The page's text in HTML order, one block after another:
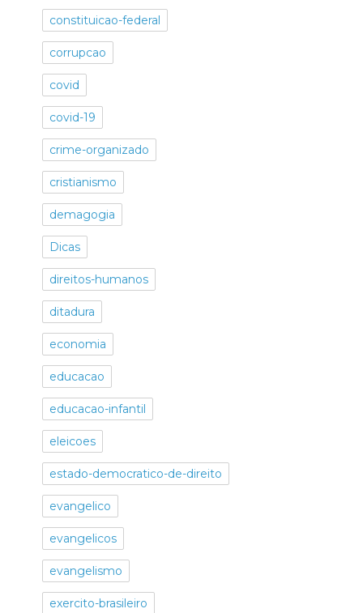
constituicao-federal
corrupcao
covid
covid-19
crime-organizado
cristianismo
demagogia
Dicas
direitos-humanos
ditadura
economia
educacao
educacao-infantil
eleicoes
estado-democratico-de-direito
evangelico
evangelicos
evangelismo
exercito-brasileiro